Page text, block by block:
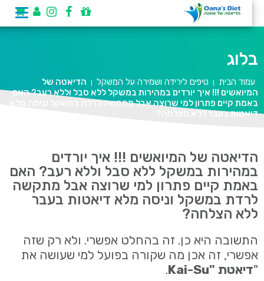
בלוג
עמוד הבית | טיפים לירידה ושמירה על המשקל |
הדיאטה של
המיואשים !!! איך יורדים במהירות במשקל ללא סבל וללא רעב? האם
באמת קיים פתרון למי שרוצה אבל מתקשה לרדת במשקל וניסה מלא
דיאטות בעבר ללא הצלחה?
הדיאטה של המיואשים !!! איך יורדים
במהירות במשקל ללא סבל וללא רעב? האם
באמת קיים פתרון למי שרוצה אבל מתקשה
לרדת במשקל וניסה מלא דיאטות בעבר
ללא הצלחה?
התשובה היא כן. זה בהחלט אפשרי. ולא רק שזה
אפשרי, זה אכן מה שקורה בפועל למי שעושה את
דיאטת"Kai-Su
.